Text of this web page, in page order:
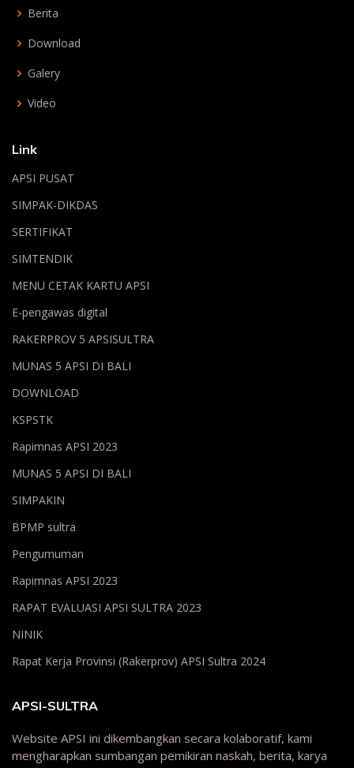
Berita
Download
Galery
Video
Link
APSI PUSAT
SIMPAK-DIKDAS
SERTIFIKAT
SIMTENDIK
MENU CETAK KARTU APSI
E-pengawas digital
RAKERPROV 5 APSISULTRA
MUNAS 5 APSI DI BALI
DOWNLOAD
KSPSTK
Rapimnas APSI 2023
MUNAS 5 APSI DI BALI
SIMPAKIN
BPMP sultra
Pengumuman
Rapimnas APSI 2023
RAPAT EVALUASI APSI SULTRA 2023
NINIK
Rapat Kerja Provinsi (Rakerprov) APSI Sultra 2024
APSI-SULTRA
Website APSI ini dikembangkan secara kolaboratif, kami
mengharapkan sumbangan pemikiran naskah, berita, karya